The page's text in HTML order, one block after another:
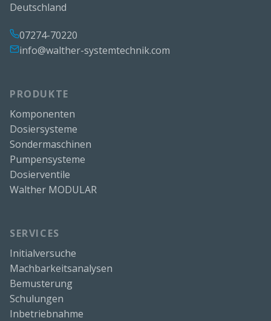
Deutschland
07274-70220
info@walther-systemtechnik.com
PRODUKTE
Komponenten
Dosiersysteme
Sondermaschinen
Pumpensysteme
Dosierventile
Walther MODULAR
SERVICES
Initialversuche
Machbarkeitsanalysen
Bemusterung
Schulungen
Inbetriebnahme